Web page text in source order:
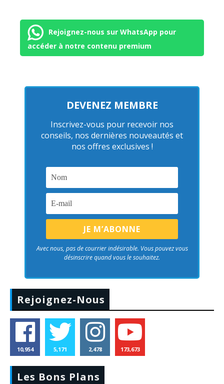
Rejoignez-nous sur WhatsApp pour
accéder à notre contenu premium
DEVENEZ MEMBRE
Inscrivez-vous pour recevoir nos
conseils, nos dernières nouveautés et
nos offres exclusives !
Avec nous, pas de courrier indésirable. Vous pouvez vous
désinscrire quand vous le souhaitez.
Rejoignez-Nous
10,954 5,171 2,478 173,673
Les Bons Plans